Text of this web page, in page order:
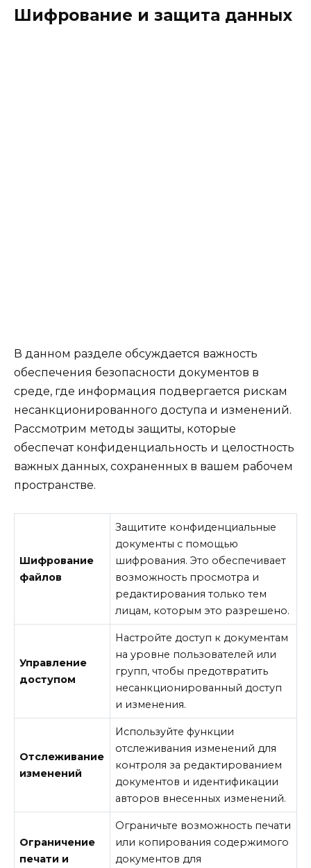
Шифрование и защита данных
В данном разделе обсуждается важность
обеспечения безопасности документов в
среде, где информация подвергается рискам
несанкционированного доступа и изменений.
Рассмотрим методы защиты, которые
обеспечат конфиденциальность и целостность
важных данных, сохраненных в вашем рабочем
пространстве.
Шифрование
файлов
Защитите конфиденциальные
документы с помощью
шифрования. Это обеспечивает
возможность просмотра и
редактирования только тем
лицам, которым это разрешено.
Управление
доступом
Настройте доступ к документам
на уровне пользователей или
групп, чтобы предотвратить
несанкционированный доступ
и изменения.
Отслеживание
изменений
Используйте функции
отслеживания изменений для
контроля за редактированием
документов и идентификации
авторов внесенных изменений.
Ограничение
печати и
Ограничьте возможность печати
или копирования содержимого
документов для